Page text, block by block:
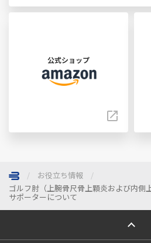
公式ショップ
お役立ち情報
ゴルフ肘（上腕骨尺骨上顆炎および内側
サポーターについて
ページトップへ